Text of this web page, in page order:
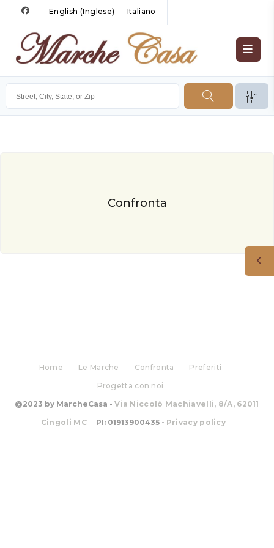
English (Inglese) Italiano
Confronta
Home Le Marche Confronta
Preferiti
Progetta con noi
@2023 by MarcheCasa -Via Niccolò Machiavelli, 8/A, 62011
Cingoli MC
PI: 01913900435 - Privacy policy